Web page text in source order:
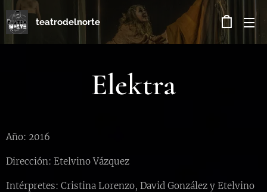
teatrodelnorte
Elektra
Año: 2016
Dirección: Etelvino Vázquez
Intérpretes: Cristina Lorenzo, David González y Etelvino